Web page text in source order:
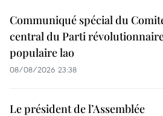
Communiqué spécial du
central du Parti
populaire lao
08/08/2026 23:38
Le président de l’Assemblée